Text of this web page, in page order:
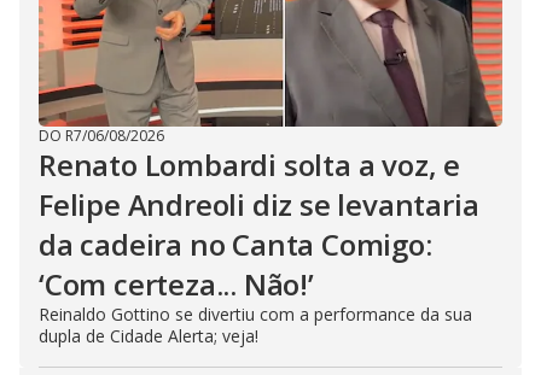
DO R7/06/08/2026
Renato Lombardi solta a voz, e
Felipe Andreoli diz se levantaria
da cadeira no Canta Comigo:
‘Com certeza... Não!’
Reinaldo Gottino se divertiu com a performance da sua
dupla de Cidade Alerta; veja!